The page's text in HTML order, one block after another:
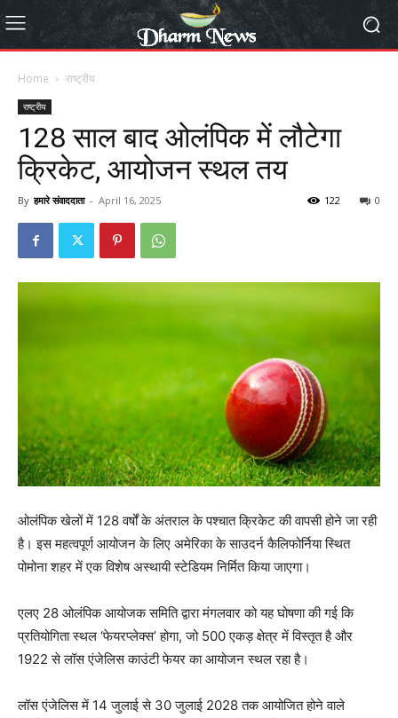
Home राष्ट्रीय
राष्ट्रीय
128 साल बाद ओलंपिक में लौटेगा
क्रिकेट, आयोजन स्थल तय
By हमारे संवाददाता - April 16, 2025 0
122
ओलंपिक खेलों में 128 वर्षों के अंतराल के पश्चात क्रिकेट की वापसी होने जा रही
है। इस महत्वपूर्ण आयोजन के लिए अमेरिका के साउदर्न कैलिफोर्निया स्थित
पोमोना शहर में एक विशेष अस्थायी स्टेडियम निर्मित किया जाएगा।
एलए 28 ओलंपिक आयोजक समिति द्वारा मंगलवार को यह घोषणा की गई कि
प्रतियोगिता स्थल ‘फेयरप्लेक्स’ होगा, जो 500 एकड़ क्षेत्र में विस्तृत है और
1922 से लॉस एंजेलिस काउंटी फेयर का आयोजन स्थल रहा है।
लॉस एंजेलिस में 14 जुलाई से 30 जुलाई 2028 तक आयोजित होने वाले